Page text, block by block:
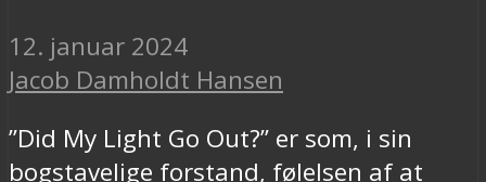
12. januar 2024
Jacob Damholdt Hansen
”Did My Light Go Out?” er som, i sin
bogstavelige forstand, følelsen af at